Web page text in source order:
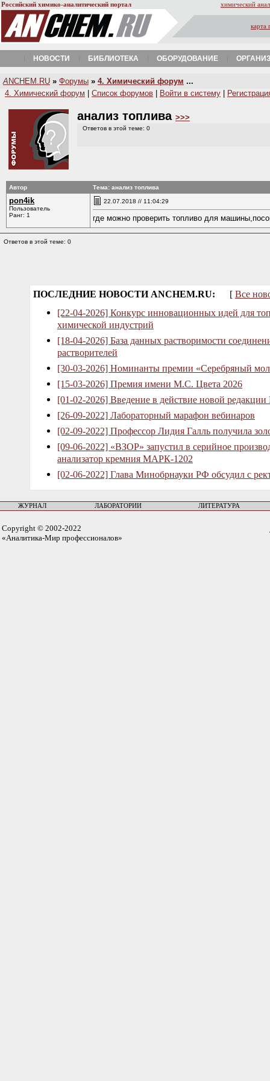
Российский химико-аналитический портал химический
карта
НОВОСТИ БИБЛИОТЕКА ОБОРУДОВАНИЕ
A NCHEM.RU » Форумы » 4. Химический форум ...
4. Химический форум
Список форумов Войти в систему
анализ топлива >>>
Ответов в этой теме: 0
Автор Тема: анализ топлива
pon4ik
Пользователь
Ранг: 1
22.07.2018 // 11:04:29
где можно проверить топливо для
Ответов в этой теме: 0
ПОСЛЕДНИЕ НОВОСТИ ANCHEM.RU: [ Все
[22-04-2026] Конкурс инновационных идей для
химической индустрий
[18-04-2026] База данных растворимости
растворителей
[30-03-2026] Номинанты премии «Серебряный
[15-03-2026] Премия имени М.С. Цвета 2026
[01-02-2026] Введение в действие новой
[26-09-2022] Лабораторный марафон вебинаров
[02-09-2022] Профессор Лидия Галль получила
[09-06-2022] «ВЗОР» запустил в серийное
анализатор кремния МАРК-1202
[02-06-2022] Глава Минобрнауки РФ обсудил с
ЖУРНАЛ ЛАБОРАТОРИИ ЛИТЕРАТУРА
Copyright © 2002-2022
«Аналитика-Мир профессионалов»